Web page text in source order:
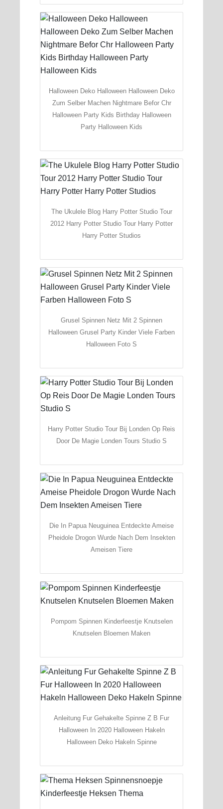
Halloween Deko Halloween Halloween Deko
Zum Selber Machen Nightmare Befor Chr
Halloween Party Kids Birthday Halloween
Party Halloween Kids
The Ukulele Blog Harry Potter Studio Tour
2012 Harry Potter Studio Tour Harry Potter
Harry Potter Studios
Grusel Spinnen Netz Mit 2 Spinnen
Halloween Grusel Party Kinder Viele Farben
Halloween Foto S
Harry Potter Studio Tour Bij Londen Op Reis
Door De Magie Londen Tours Studio S
Die In Papua Neuguinea Entdeckte Ameise
Pheidole Drogon Wurde Nach Dem Insekten
Ameisen Tiere
Pompom Spinnen Kinderfeestje Knutselen
Knutselen Bloemen Maken
Anleitung Fur Gehakelte Spinne Z B Fur
Halloween In 2020 Halloween Hakeln
Halloween Deko Hakeln Spinne